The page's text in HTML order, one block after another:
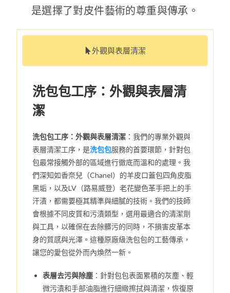
是選擇了對皮件藝術的尊重與傳承。
外觀與表層清潔
洗包包工序：外觀與表層清
潔
洗包包工序：外觀與表層清潔 ：我們的專業外觀與
表層清潔工序，是洗包包服務的首要環節，針對包
包最常接觸外部的區域進行徹底而溫和的處理。我
們深知如香奈兒（Chanel）的羊皮口蓋包四角皮脂
黑垢，以及LV（路易威登）老花變色革手把上的手
汗漬，都需要極其精準與細膩的技術。我們的技師
會根據不同皮質和污漬類型，選用最適合的清潔劑
與工具，以確保在去除髒污的同時，不損害皮革本
身的質感與光澤。這種原廠級洗包包的工藝傳承，
讓您的愛包從外而內煥然一新。
表層去污與除塵 ：針對包包表面累積的灰塵、輕
微污漬和手部油脂進行細緻擦拭與清潔，恢復原